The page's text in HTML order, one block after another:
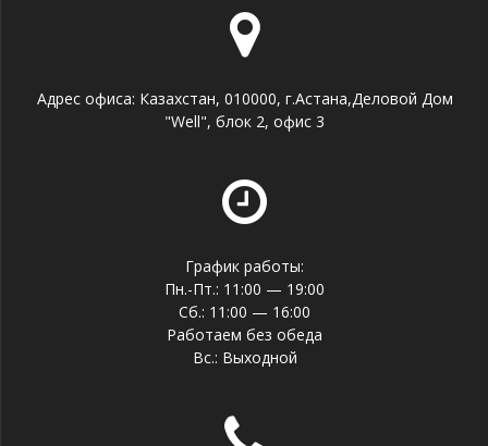
Адрес офиса: Казахстан, 010000, г.Астана,Деловой Дом
"Well", блок 2, офис 3
График работы:
Пн.-Пт.: 11:00 — 19:00
Сб.: 11:00 — 16:00
Работаем без обеда
Вс.: Выходной